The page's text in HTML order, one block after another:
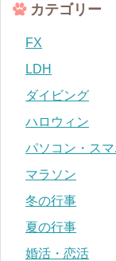
カテゴリー
FX
LDH
ダイビング
ハロウィン
パソコン・スマ
マラソン
冬の行事
夏の行事
婚活・恋活